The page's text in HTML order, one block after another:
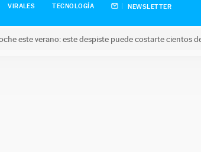
VIRALES TECNOLOGÍA NEWSLETTER
este verano: este despiste puede costarte cientos